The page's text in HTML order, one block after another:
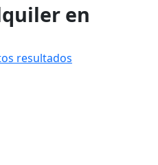
en
resultados